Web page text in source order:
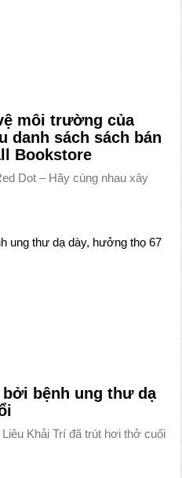
môi trường của
danh sách sách bán
Bookstore
Dot – Hãy cùng nhau xây
bệnh ung thư dạ
Khải Trí đã trút hơi thở cuối